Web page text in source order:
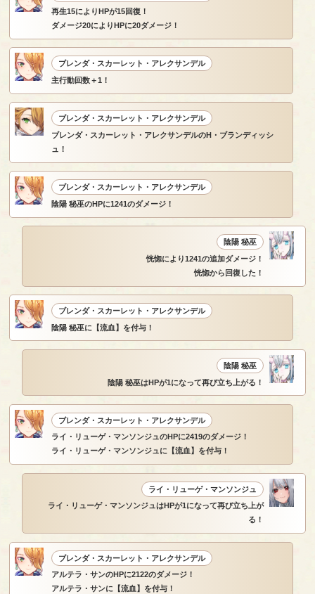
再生15によりHPが15回復！
ダメージ20によりHPに20ダメージ！
ブレンダ・スカーレット・アレクサンデル
主行動回数＋1！
ブレンダ・スカーレット・アレクサンデル
ブレンダ・スカーレット・アレクサンデルのH・ブランディッシ
ュ！
ブレンダ・スカーレット・アレクサンデル
陰陽 秘巫のHPに1241のダメージ！
陰陽 秘巫
恍惚により1241の追加ダメージ！
恍惚から回復した！
ブレンダ・スカーレット・アレクサンデル
陰陽 秘巫に【流血】を付与！
陰陽 秘巫
陰陽 秘巫はHPが1になって再び立ち上がる！
ブレンダ・スカーレット・アレクサンデル
ライ・リューゲ・マンソンジュのHPに2419のダメージ！
ライ・リューゲ・マンソンジュに【流血】を付与！
ライ・リューゲ・マンソンジュ
ライ・リューゲ・マンソンジュはHPが1になって再び立ち上が
る！
ブレンダ・スカーレット・アレクサンデル
アルテラ・サンのHPに2122のダメージ！
アルテラ・サンに【流血】を付与！